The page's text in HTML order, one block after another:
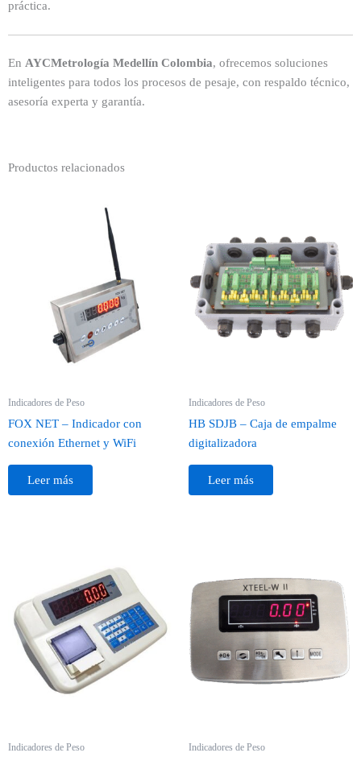
práctica.
En AYCMetrología Medellín Colombia, ofrecemos soluciones
inteligentes para todos los procesos de pesaje, con respaldo técnico,
asesoría experta y garantía.
Productos relacionados
Indicadores de Peso
FOX NET – Indicador con
conexión Ethernet y WiFi
Leer más
Indicadores de Peso
HB SDJB – Caja de empalme
digitalizadora
Leer más
Indicadores de Peso Indicadores de Peso